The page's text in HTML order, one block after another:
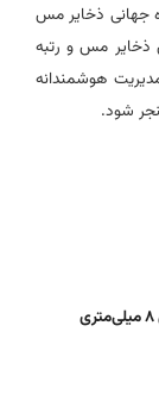
جهانی ذخایر مس
بودن بیش از ۶۶ میلیون تن ذخایر مس و رتبه
هوشمندانه
شود.
افتتاح تصفیه‌خانه پساب اسید سولفوریک و کارخانه مفتول ۸ میلی‌متری